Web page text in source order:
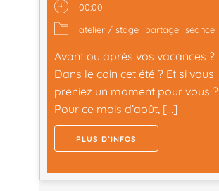
00:00
atelier / stage
partage séance
Avant ou après vos vacances ?
Dans le coin cet été ? Et si vous
preniez un moment pour vous ?
Pour ce mois d’août, […]
PLUS D’INFOS